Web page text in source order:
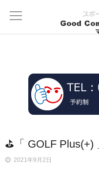
⛳「 GOLF Plus(+)
2021年9月2日